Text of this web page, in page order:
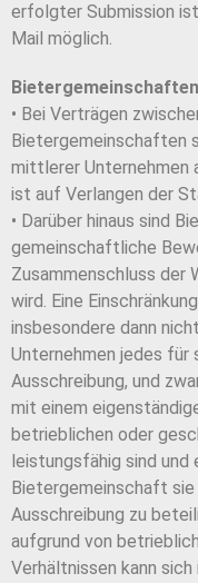
erfolgter Submission
Mail möglich.
Bietergemeinschaften
• Bei Verträgen
Bietergemeinschaften
mittlerer Unternehmen
ist auf Verlangen der
• Darüber hinaus sind
gemeinschaftliche
Zusammenschluss der
wird. Eine
insbesondere dann
Unternehmen jedes für
Ausschreibung, und
mit einem
betrieblichen oder
leistungsfähig sind
Bietergemeinschaft
Ausschreibung zu
aufgrund von
Verhältnissen kann